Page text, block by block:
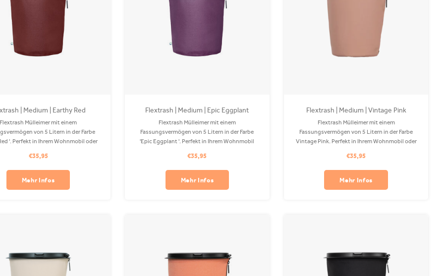
| Medium | Earthy Red
Flextrash Mülleimer mit einem
von 5 Litern in der Farbe
'. Perfekt in Ihrem Wohnmobil oder
ist in Ihrer Waschmaschine waschbar.
Clips sind separat erhältlich.
€35,95
Mehr Infos
Flextrash | Medium | Epic Eggplant
Flextrash Mülleimer mit einem
Fassungsvermögen von 5 Litern in der Farbe
'Epic Eggplant '. Perfekt in Ihrem Wohnmobil
recyceltem PET und ist in Ihrer Waschmaschine
waschbar. Clips sind separat erhältlich.
€35,95
Mehr Infos
Flextrash | Medium | Vintage Pink
Flextrash Mülleimer mit einem
Fassungsvermögen von 5 Litern in der Farbe
Vintage Pink. Perfekt in Ihrem Wohnmobil oder
PET und ist in Ihrer Waschmaschine waschbar.
Clips sind separat erhältlich.
€35,95
Mehr Infos